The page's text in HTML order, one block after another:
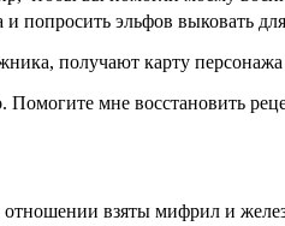
попросить эльфов выковать
получают карту
мне восстановить
взяты мифрил и